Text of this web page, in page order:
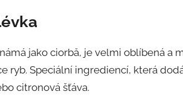
jako ciorbă, je velmi oblíbená a
ryb. Speciální ingrediencí, která
citronová šťáva.